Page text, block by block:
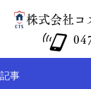
株式会社コ
記事